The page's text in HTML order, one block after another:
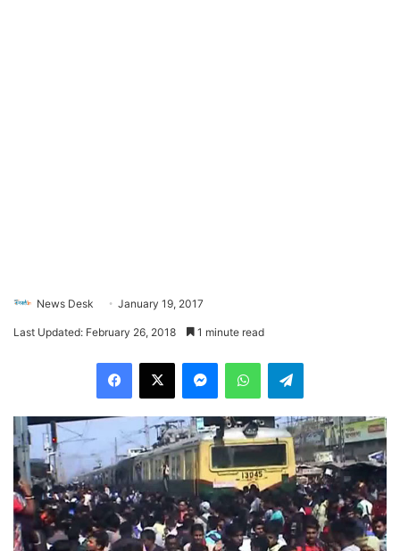
News Desk January 19, 2017
Last Updated: February 26, 2018 1 minute read